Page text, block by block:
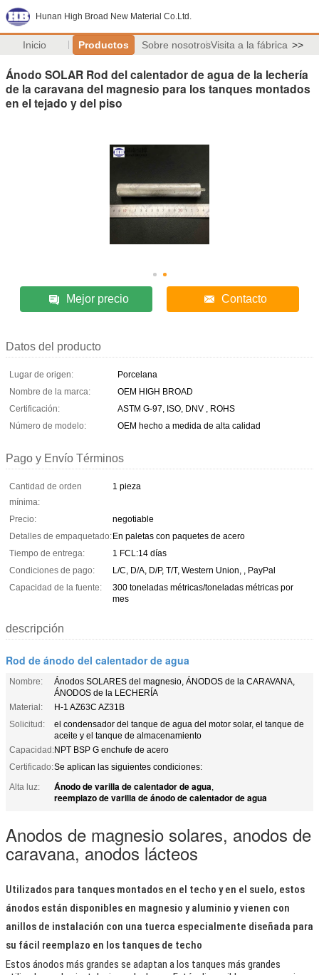
Hunan High Broad New Material Co.Ltd.
Inicio Productos Sobre nosotrosVisita a la fábrica >>
Ánodo SOLAR Rod del calentador de agua de la lechería
de la caravana del magnesio para los tanques montados
en el tejado y del piso
Mejor precio Contacto
Datos del producto
Lugar de origen:
Porcelana
Nombre de la marca:
OEM HIGH BROAD
Certificación:
ASTM G-97, ISO, DNV , ROHS
Número de modelo:
OEM hecho a medida de alta calidad
Pago y Envío Términos
Cantidad de orden
mínima:
1 pieza
Precio:
negotiable
Detalles de empaquetado:En paletas con paquetes de acero
Tiempo de entrega:
1 FCL:14 días
Condiciones de pago:
L/C, D/A, D/P, T/T, Western Union, , PayPal
Capacidad de la fuente:
300 toneladas métricas/toneladas métricas por
mes
descripción
Rod de ánodo del calentador de agua
Nombre:
Ánodos SOLARES del magnesio, ÁNODOS de la CARAVANA,
ÁNODOS de la LECHERÍA
Material:
H-1 AZ63C AZ31B
Solicitud:
el condensador del tanque de agua del motor solar, el tanque de
aceite y el tanque de almacenamiento
Capacidad:NPT BSP G enchufe de acero
Certificado:Se aplican las siguientes condiciones:
Alta luz:
Ánodo de varilla de calentador de agua,
reemplazo de varilla de ánodo de calentador de agua
Anodos de magnesio solares, anodos de
caravana, anodos lácteos
Utilizados para tanques montados en el techo y en el suelo, estos
ánodos están disponibles en magnesio y aluminio y vienen con
anillos de instalación con una tuerca especialmente diseñada para
su fácil reemplazo en los tanques de techo
Estos ánodos más grandes se adaptan a los tanques más grandes